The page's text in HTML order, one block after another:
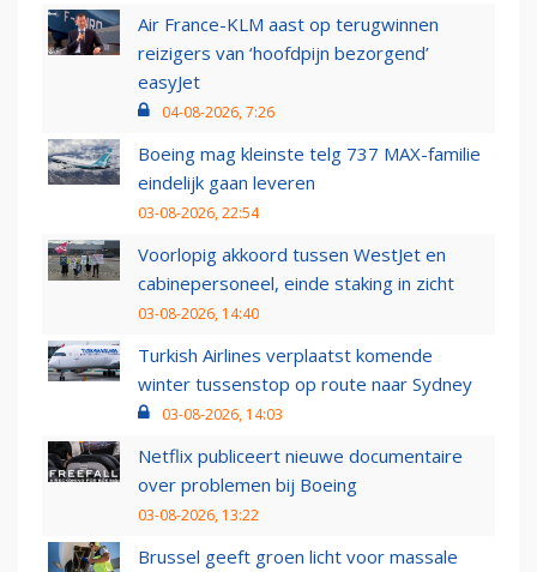
Air France-KLM aast op terugwinnen
reizigers van ‘hoofdpijn bezorgend’
easyJet
04-08-2026, 7:26
Boeing mag kleinste telg 737 MAX-familie
eindelijk gaan leveren
03-08-2026, 22:54
Voorlopig akkoord tussen WestJet en
cabinepersoneel, einde staking in zicht
03-08-2026, 14:40
Turkish Airlines verplaatst komende
winter tussenstop op route naar Sydney
03-08-2026, 14:03
Netflix publiceert nieuwe documentaire
over problemen bij Boeing
03-08-2026, 13:22
Brussel geeft groen licht voor massale